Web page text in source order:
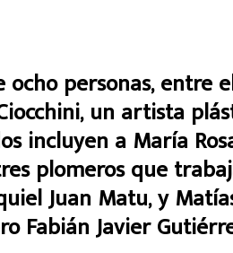
personas, entre
un artista
incluyen a María
plomeros que
Juan Matu, y
Fabián Javier